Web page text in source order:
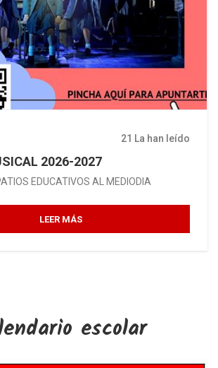
21 La han leído
2026-2027
EDUCATIVOS AL MEDIODIA
LEER MÁS
escolar